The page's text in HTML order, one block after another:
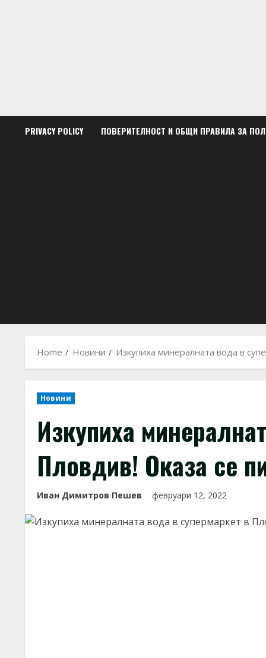
PRIVACY POLICY ПОВЕРИТЕЛНОСТ И ОБЩИ ПРАВИЛА ЗА
Home Новини Изкупиха минералната вода в
Новини
Изкупиха
Пловдив! Оказа се
Иван Димитров Пешев февруари 12, 2022